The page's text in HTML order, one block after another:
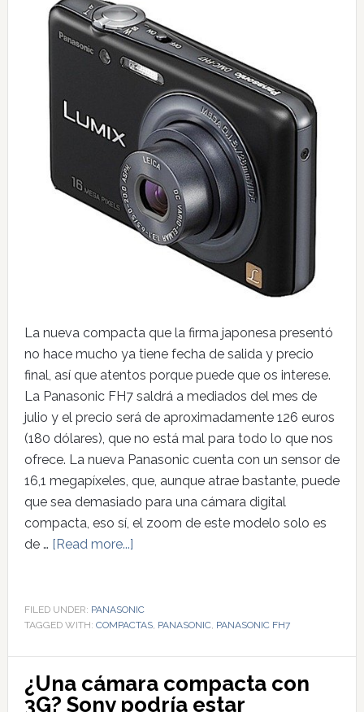
La nueva compacta que la firma japonesa presentó
no hace mucho ya tiene fecha de salida y precio
final, así que atentos porque puede que os interese.
La Panasonic FH7 saldrá a mediados del mes de
julio y el precio será de aproximadamente 126 euros
(180 dólares), que no está mal para todo lo que nos
ofrece. La nueva Panasonic cuenta con un sensor de
16,1 megapíxeles, que, aunque atrae bastante, puede
que sea demasiado para una cámara digital
compacta, eso sí, el zoom de este modelo solo es
de … [Read more...]
FILED UNDER: PANASONIC
TAGGED WITH: COMPACTAS, PANASONIC, PANASONIC FH7
¿Una cámara compacta con
3G? Sony podría estar